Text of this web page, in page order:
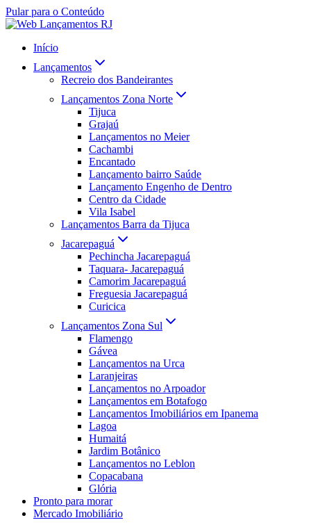
Pular para o Conteúdo
Início
Lançamentos
Recreio dos Bandeirantes
Lançamentos Zona Norte
Tijuca
Grajaú
Lançamentos no Meier
Cachambi
Encantado
Lançamento bairro Saúde
Lançamento Engenho de Dentro
Centro da Cidade
Vila Isabel
Lançamentos Barra da Tijuca
Jacarepaguá
Pechincha Jacarepaguá
Taquara- Jacarepaguá
Camorim Jacarepaguá
Freguesia Jacarepaguá
Curicica
Lançamentos Zona Sul
Flamengo
Gávea
Lançamentos na Urca
Laranjeiras
Lançamentos no Arpoador
Lançamentos em Botafogo
Lançamentos Imobiliários em Ipanema
Lagoa
Humaitá
Jardim Botânico
Lançamentos no Leblon
Copacabana
Glória
Pronto para morar
Mercado Imobiliário